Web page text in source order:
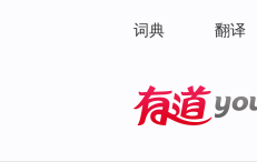
词典 翻译